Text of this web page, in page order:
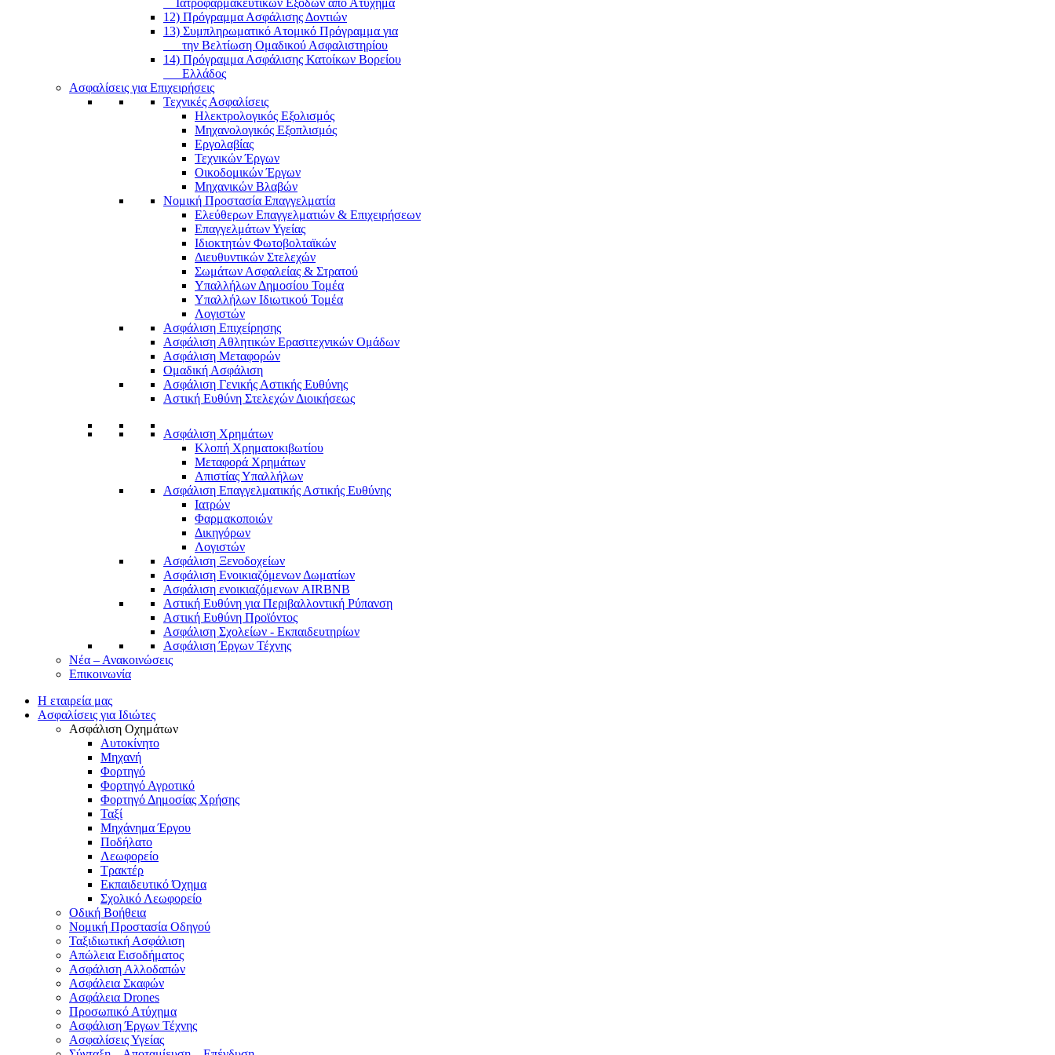
Ιατροφαρμακευτικών Εξόδων από Ατύχημα
12) Πρόγραμμα Ασφάλισης Δοντιών
13) Συμπληρωματικό Ατομικό Πρόγραμμα για
την Βελτίωση Ομαδικού Ασφαλιστηρίου
14) Πρόγραμμα Ασφάλισης Κατοίκων Βορείου
Ελλάδος
Ασφαλίσεις για Επιχειρήσεις
Τεχνικές Ασφαλίσεις
Ηλεκτρολογικός Εξολισμός
Μηχανολογικός Εξοπλισμός
Εργολαβίας
Τεχνικών Έργων
Οικοδομικών Έργων
Μηχανικών Βλαβών
Νομική Προστασία Επαγγελματία
Ελεύθερων Επαγγελματιών & Επιχειρήσεων
Επαγγελμάτων Υγείας
Ιδιοκτητών Φωτοβολταϊκών
Διευθυντικών Στελεχών
Σωμάτων Ασφαλείας & Στρατού
Υπαλλήλων Δημοσίου Τομέα
Υπαλλήλων Ιδιωτικού Τομέα
Λογιστών
Ασφάλιση Επιχείρησης
Ασφάλιση Αθλητικών Ερασιτεχνικών Ομάδων
Ασφάλιση Μεταφορών
Ομαδική Ασφάλιση
Ασφάλιση Γενικής Αστικής Ευθύνης
Αστική Ευθύνη Στελεχών Διοικήσεως
Ασφάλιση Χρημάτων
Κλοπή Χρηματοκιβωτίου
Μεταφορά Χρημάτων
Απιστίας Υπαλλήλων
Ασφάλιση Επαγγελματικής Αστικής Ευθύνης
Ιατρών
Φαρμακοποιών
Δικηγόρων
Λογιστών
Ασφάλιση Ξενοδοχείων
Ασφάλιση Ενοικιαζόμενων Δωματίων
Ασφάλιση ενοικιαζόμενων AIRBNB
Αστική Ευθύνη για Περιβαλλοντική Ρύπανση
Αστική Ευθύνη Προϊόντος
Ασφάλιση Σχολείων - Εκπαιδευτηρίων
Ασφάλιση Έργων Τέχνης
Νέα – Ανακοινώσεις
Επικοινωνία
Η εταιρεία μας
Ασφαλίσεις για Ιδιώτες
Ασφάλιση Οχημάτων
Αυτοκίνητο
Μηχανή
Φορτηγό
Φορτηγό Αγροτικό
Φορτηγό Δημοσίας Χρήσης
Ταξί
Μηχάνημα Έργου
Ποδήλατο
Λεωφορείο
Τρακτέρ
Εκπαιδευτικό Όχημα
Σχολικό Λεωφορείο
Οδική Βοήθεια
Νομική Προστασία Οδηγού
Ταξιδιωτική Ασφάλιση
Απώλεια Εισοδήματος
Ασφάλιση Αλλοδαπών
Ασφάλεια Σκαφών
Ασφάλεια Drones
Προσωπικό Ατύχημα
Ασφάλιση Έργων Τέχνης
Ασφαλίσεις Υγείας